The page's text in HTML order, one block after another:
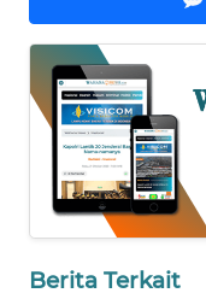
Berita Terkait
WN
BABEL
WN
SUMBAR
WN
SUMSEL